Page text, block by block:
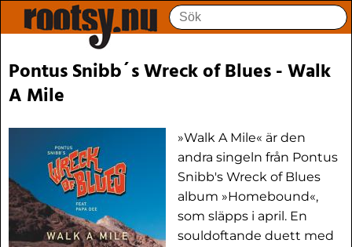
Pontus Snibb´s Wreck of Blues - Walk
A Mile
»Walk A Mile« är den
andra singeln från Pontus
Snibb's Wreck of Blues
album »Homebound«,
som släpps i april. En
souldoftande duett med